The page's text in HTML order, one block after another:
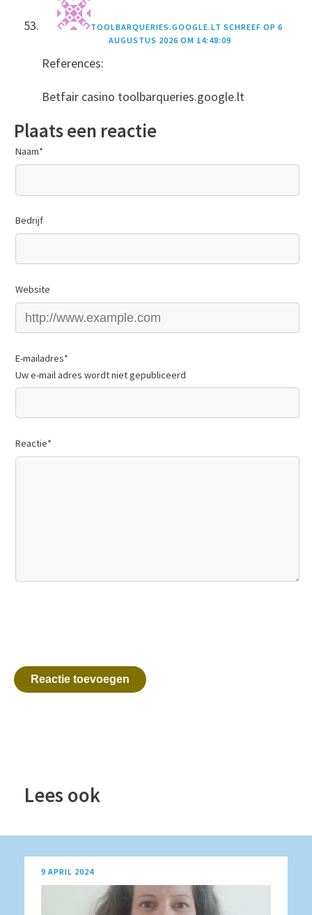
TOOLBARQUERIES.GOOGLE.LT SCHREEF OP 6
AUGUSTUS 2026 OM 14:48:09
References:
Betfair casino toolbarqueries.google.lt
Plaats een reactie
Naam*
Bedrijf
Website
E-mailadres*
Uw e-mail adres wordt niet gepubliceerd
Reactie*
Reactie toevoegen
Lees ook
9 APRIL 2024